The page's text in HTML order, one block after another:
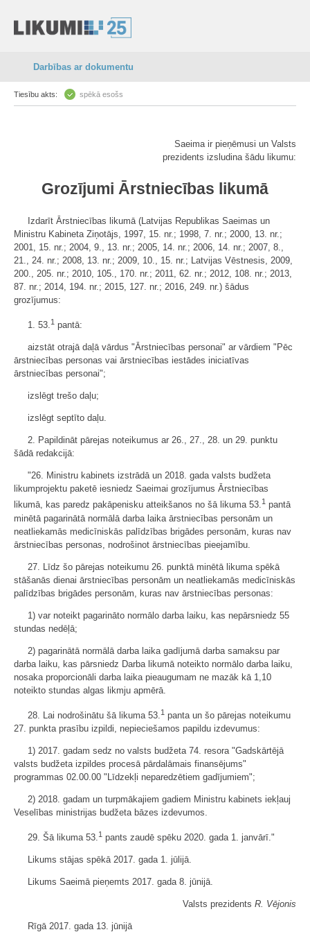
Darbības ar dokumentu
Tiesību akts: spēkā esošs
Saeima ir pieņēmusi un Valsts
prezidents izsludina šādu likumu:
Grozījumi Ārstniecības likumā
Izdarīt Ārstniecības likumā (Latvijas Republikas Saeimas un
Ministru Kabineta Ziņotājs, 1997, 15. nr.; 1998, 7. nr.; 2000, 13. nr.;
2001, 15. nr.; 2004, 9., 13. nr.; 2005, 14. nr.; 2006, 14. nr.; 2007, 8.,
21., 24. nr.; 2008, 13. nr.; 2009, 10., 15. nr.; Latvijas Vēstnesis, 2009,
200., 205. nr.; 2010, 105., 170. nr.; 2011, 62. nr.; 2012, 108. nr.; 2013,
87. nr.; 2014, 194. nr.; 2015, 127. nr.; 2016, 249. nr.) šādus
grozījumus:
1. 53.1 pantā:
aizstāt otrajā daļā vārdus "Ārstniecības personai" ar vārdiem "Pēc
ārstniecības personas vai ārstniecības iestādes iniciatīvas
ārstniecības personai";
izslēgt trešo daļu;
izslēgt septīto daļu.
2. Papildināt pārejas noteikumus ar 26., 27., 28. un 29. punktu
šādā redakcijā:
"26. Ministru kabinets izstrādā un 2018. gada valsts budžeta
likumprojektu paketē iesniedz Saeimai grozījumus Ārstniecības
likumā, kas paredz pakāpenisku atteikšanos no šā likuma 53.1 pantā
minētā pagarinātā normālā darba laika ārstniecības personām un
neatliekamās medicīniskās palīdzības brigādes personām, kuras nav
ārstniecības personas, nodrošinot ārstniecības pieejamību.
27. Līdz šo pārejas noteikumu 26. punktā minētā likuma spēkā
stāšanās dienai ārstniecības personām un neatliekamās medicīniskās
palīdzības brigādes personām, kuras nav ārstniecības personas:
1) var noteikt pagarināto normālo darba laiku, kas nepārsniedz 55
stundas nedēļā;
2) pagarinātā normālā darba laika gadījumā darba samaksu par
darba laiku, kas pārsniedz Darba likumā noteikto normālo darba laiku,
nosaka proporcionāli darba laika pieaugumam ne mazāk kā 1,10
noteikto stundas algas likmju apmērā.
28. Lai nodrošinātu šā likuma 53. 1 panta un šo pārejas noteikumu
27. punkta prasību izpildi, nepieciešamos papildu izdevumus:
1) 2017. gadam sedz no valsts budžeta 74. resora "Gadskārtējā
valsts budžeta izpildes procesā pārdalāmais finansējums"
programmas 02.00.00 "Līdzekļi neparedzētiem gadījumiem";
2) 2018. gadam un turpmākajiem gadiem Ministru kabinets iekļauj
Veselības ministrijas budžeta bāzes izdevumos.
29. Šā likuma 53.1 pants zaudē spēku 2020. gada 1. janvārī."
Likums stājas spēkā 2017. gada 1. jūlijā.
Likums Saeimā pieņemts 2017. gada 8. jūnijā.
Valsts prezidents R. Vējonis
Rīgā 2017. gada 13. jūnijā